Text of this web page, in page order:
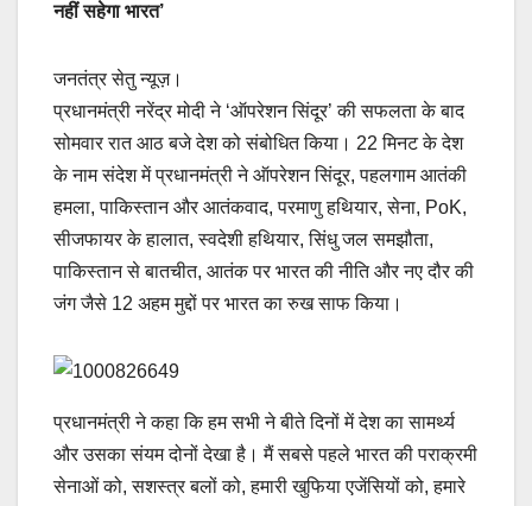
नहीं सहेगा भारत’
जनतंत्र सेतु न्यूज़।
प्रधानमंत्री नरेंद्र मोदी ने ‘ऑपरेशन सिंदूर’ की सफलता के बाद
सोमवार रात आठ बजे देश को संबोधित किया। 22 मिनट के देश
के नाम संदेश में प्रधानमंत्री ने ऑपरेशन सिंदूर, पहलगाम आतंकी
हमला, पाकिस्तान और आतंकवाद, परमाणु हथियार, सेना, PoK,
सीजफायर के हालात, स्वदेशी हथियार, सिंधु जल समझौता,
पाकिस्तान से बातचीत, आतंक पर भारत की नीति और नए दौर की
जंग जैसे 12 अहम मुद्दों पर भारत का रुख साफ किया।
प्रधानमंत्री ने कहा कि हम सभी ने बीते दिनों में देश का सामर्थ्य
और उसका संयम दोनों देखा है। मैं सबसे पहले भारत की पराक्रमी
सेनाओं को, सशस्त्र बलों को, हमारी खुफिया एजेंसियों को, हमारे